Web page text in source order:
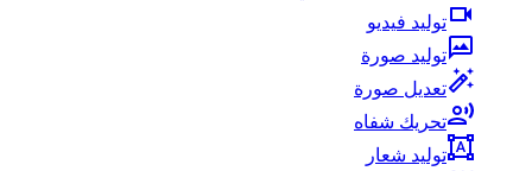
توليد فيديو
توليد صورة
تعديل صورة
تحريك شفاه
توليد شعار